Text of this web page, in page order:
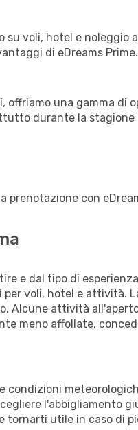
su voli, hotel e noleggio
di eDreams Prime.
offriamo una gamma di
durante la stagione
prenotazione con
e dal tipo di
voli, hotel e attività.
Alcune attività
meno affollate,
condizioni
l'abbigliamento
utile in caso di